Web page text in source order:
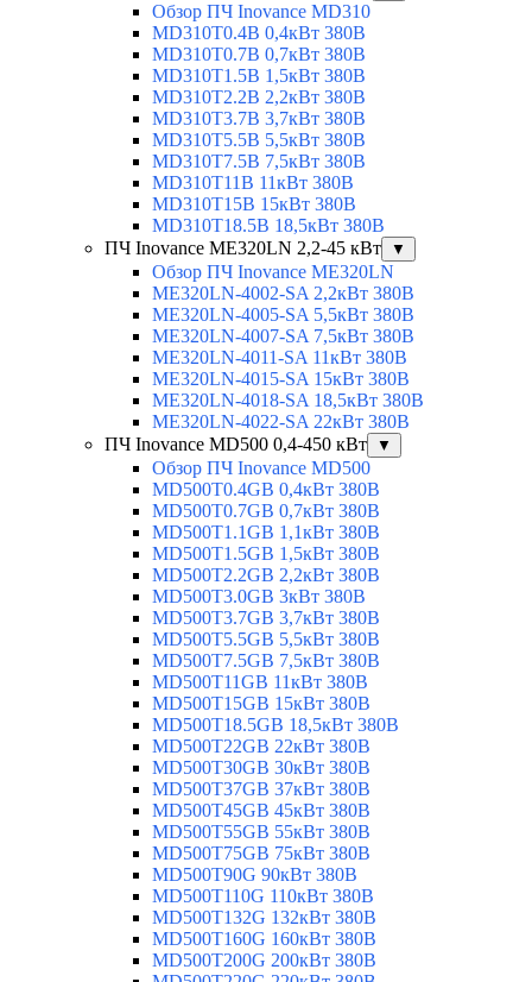
Обзор ПЧ Inovance MD310
MD310T0.4B 0,4кВт 380В
MD310T0.7B 0,7кВт 380В
MD310T1.5B 1,5кВт 380В
MD310T2.2B 2,2кВт 380В
MD310T3.7B 3,7кВт 380В
MD310T5.5B 5,5кВт 380В
MD310T7.5B 7,5кВт 380В
MD310T11B 11кВт 380В
MD310T15B 15кВт 380В
MD310T18.5B 18,5кВт 380В
ПЧ Inovance ME320LN 2,2-45 кВт
▼
Обзор ПЧ Inovance ME320LN
ME320LN-4002-SA 2,2кВт 380В
ME320LN-4005-SA 5,5кВт 380В
ME320LN-4007-SA 7,5кВт 380В
ME320LN-4011-SA 11кВт 380В
ME320LN-4015-SA 15кВт 380В
ME320LN-4018-SA 18,5кВт 380В
ME320LN-4022-SA 22кВт 380В
ПЧ Inovance MD500 0,4-450 кВт
▼
Обзор ПЧ Inovance MD500
MD500T0.4GB 0,4кВт 380В
MD500T0.7GB 0,7кВт 380В
MD500T1.1GB 1,1кВт 380В
MD500T1.5GB 1,5кВт 380В
MD500T2.2GB 2,2кВт 380В
MD500T3.0GB 3кВт 380В
MD500T3.7GB 3,7кВт 380В
MD500T5.5GB 5,5кВт 380В
MD500T7.5GB 7,5кВт 380В
MD500T11GB 11кВт 380В
MD500T15GB 15кВт 380В
MD500T18.5GB 18,5кВт 380В
MD500T22GB 22кВт 380В
MD500T30GB 30кВт 380В
MD500T37GB 37кВт 380В
MD500T45GB 45кВт 380В
MD500T55GB 55кВт 380В
MD500T75GB 75кВт 380В
MD500T90G 90кВт 380В
MD500T110G 110кВт 380В
MD500T132G 132кВт 380В
MD500T160G 160кВт 380В
MD500T200G 200кВт 380В